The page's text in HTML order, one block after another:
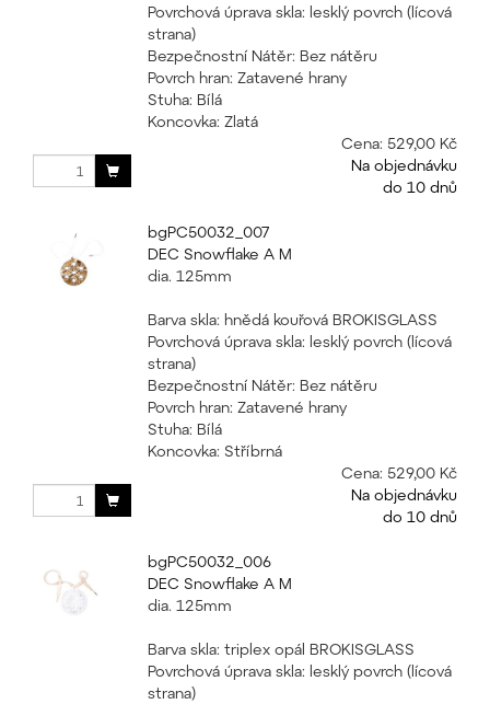
Povrchová úprava skla: lesklý povrch (lícová
strana)
Bezpečnostní Nátěr: Bez nátěru
Povrch hran: Zatavené hrany
Stuha: Bílá
Koncovka: Zlatá
Cena: 529,00 Kč
Na objednávku
do 10 dnů
bgPC50032_007
DEC Snowflake A M
dia. 125mm
Barva skla: hnědá kouřová BROKISGLASS
Povrchová úprava skla: lesklý povrch (lícová
strana)
Bezpečnostní Nátěr: Bez nátěru
Povrch hran: Zatavené hrany
Stuha: Bílá
Koncovka: Stříbrná
Cena: 529,00 Kč
Na objednávku
do 10 dnů
bgPC50032_006
DEC Snowflake A M
dia. 125mm
Barva skla: triplex opál BROKISGLASS
Povrchová úprava skla: lesklý povrch (lícová
strana)